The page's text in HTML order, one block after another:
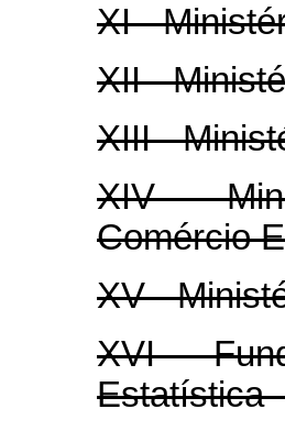
XI -
XII -
XIII -
XIV -
Comércio
XV -
XVI -
Estatística